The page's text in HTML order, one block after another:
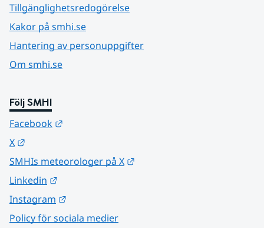
Tillgänglighetsredogörelse
Kakor på smhi.se
Hantering av personuppgifter
Om smhi.se
Följ SMHI
Facebook
X
SMHIs meteorologer på X
Linkedin
Instagram
Policy för sociala medier